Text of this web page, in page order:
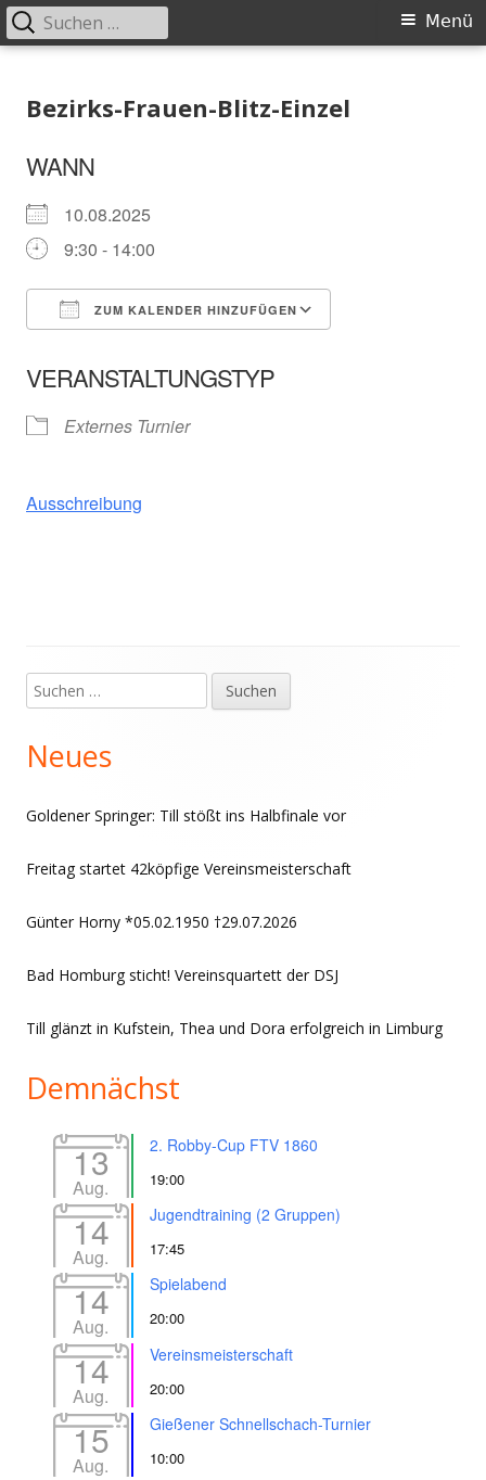
zum
Primäres
Menü
Suchen
nach:
Bezirks-Frauen-Blitz-Einzel
WANN
10.08.2025
9:30 - 14:00
ZUM KALENDER HINZUFÜGEN
VERANSTALTUNGSTYP
Externes Turnier
Ausschreibung
Haupt-
Seitenleiste
Suchen
nach:
Neues
Goldener Springer: Till stößt ins Halbfinale vor
Freitag startet 42köpfige Vereinsmeisterschaft
Günter Horny *05.02.1950 †29.07.2026
Bad Homburg sticht! Vereinsquartett der DSJ
Till glänzt in Kufstein, Thea und Dora erfolgreich in Limburg
Demnächst
13
Aug.
2. Robby-Cup FTV 1860
19:00
14
Aug.
Jugendtraining (2 Gruppen)
17:45
14
Aug.
Spielabend
20:00
14
Aug.
Vereinsmeisterschaft
20:00
15
Aug.
Gießener Schnellschach-Turnier
10:00